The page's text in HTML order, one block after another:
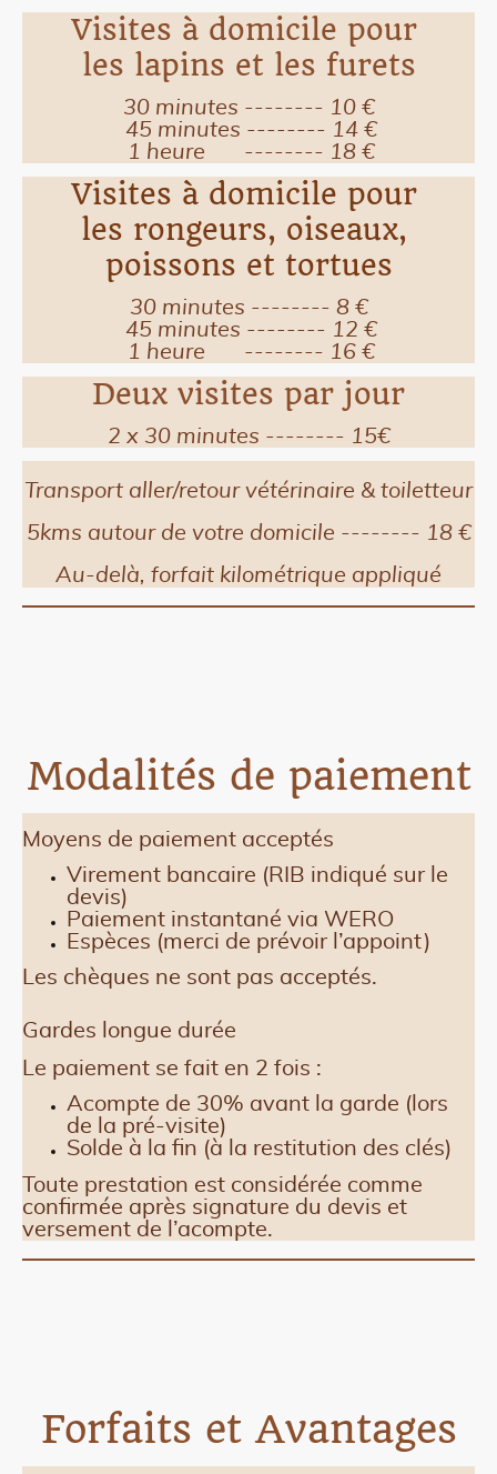
Visites à domicile pour
les lapins et les furets
30 minutes -------- 10 €
45 minutes -------- 14 €
1 heure -------- 18 €
Visites à domicile pour
les rongeurs, oiseaux,
poissons et tortues
30 minutes -------- 8 €
45 minutes -------- 12 €
1 heure -------- 16 €
Deux visites par jour
2 x 30 minutes -------- 15€
Transport aller/retour vétérinaire & toiletteur
5kms autour de votre domicile -------- 18 €
Au-delà, forfait kilométrique appliqué
Modalités de paiement
Moyens de paiement acceptés
Virement bancaire (RIB indiqué sur le
devis)
Paiement instantané via WERO
Espèces (merci de prévoir l’appoint)
Les chèques ne sont pas acceptés.
Gardes longue durée
Le paiement se fait en 2 fois :
Acompte de 30% avant la garde (lors
de la pré-visite)
Solde à la fin (à la restitution des clés)
Toute prestation est considérée comme
confirmée après signature du devis et
versement de l’acompte.
Forfaits et Avantages